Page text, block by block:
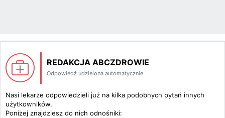
REDAKCJA ABCZDROWIE
Odpowiedź udzielona automatycznie
Nasi lekarze odpowiedzieli już na kilka podobnych pytań innych
użytkowników.
Poniżej znajdziesz do nich odnośniki: